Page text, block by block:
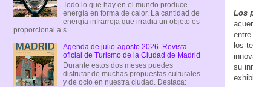
Los
los
su
Todo lo que hay en el mundo produce
energía en forma de calor. La cantidad de
energía infrarroja que irradia un objeto es
proporcional a s...
Agenda de julio-agosto 2026. Revista
oficial de Turismo de la Ciudad de Madrid
Durante estos dos meses puedes
disfrutar de muchas propuestas culturales
y de ocio en nuestra ciudad. Destaca: